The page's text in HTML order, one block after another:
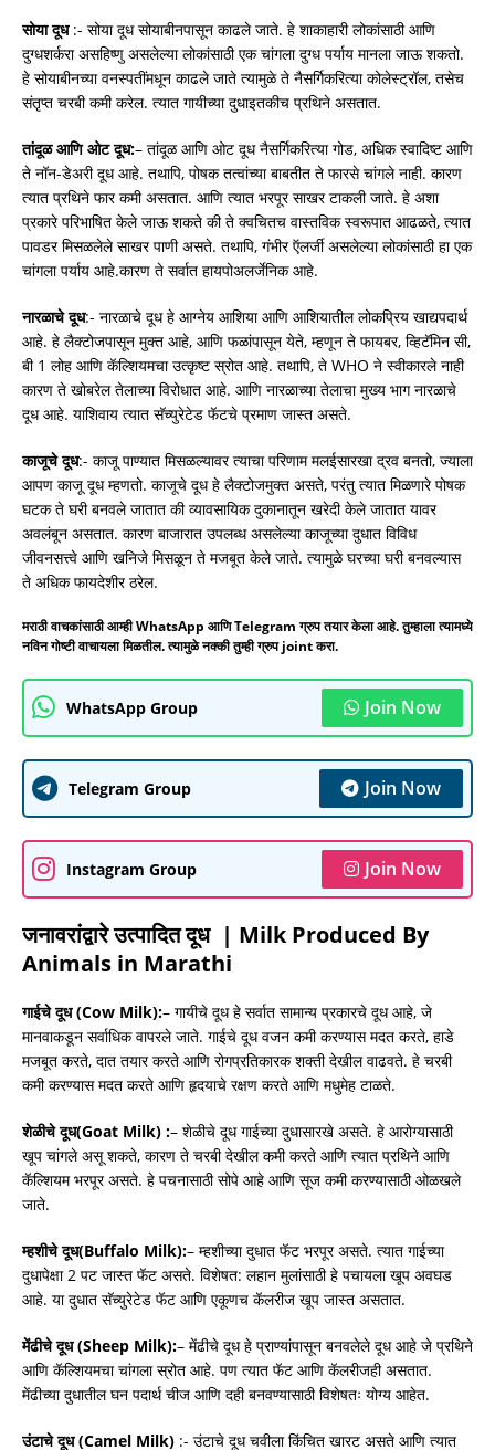
सोया दूध:- सोया दूध सोयाबीनपासून काढले जाते. हे शाकाहारी लोकांसाठी आणि
दुग्धशर्करा असहिष्णु असलेल्या लोकांसाठी एक चांगला दुग्ध पर्याय मानला जाऊ शकतो.
हे सोयाबीनच्या वनस्पतींमधून काढले जाते त्यामुळे ते नैसर्गिकरित्या कोलेस्ट्रॉल, तसेच
संतृप्त चरबी कमी करेल. त्यात गायीच्या दुधाइतकीच प्रथिने असतात.
तांदूळ आणि ओट दूध:– तांदूळ आणि ओट दूध नैसर्गिकरित्या गोड, अधिक स्वादिष्ट आणि
ते नॉन-डेअरी दूध आहे. तथापि, पोषक तत्वांच्या बाबतीत ते फारसे चांगले नाही. कारण
त्यात प्रथिने फार कमी असतात. आणि त्यात भरपूर साखर टाकली जाते. हे अशा
प्रकारे परिभाषित केले जाऊ शकते की ते क्वचितच वास्तविक स्वरूपात आढळते, त्यात
पावडर मिसळलेले साखर पाणी असते. तथापि, गंभीर ऍलर्जी असलेल्या लोकांसाठी हा एक
चांगला पर्याय आहे.कारण ते सर्वात हायपोअलर्जेनिक आहे.
नारळाचे दूध:- नारळाचे दूध हे आग्नेय आशिया आणि आशियातील लोकप्रिय खाद्यपदार्थ
आहे. हे लैक्टोजपासून मुक्त आहे, आणि फळांपासून येते, म्हणून ते फायबर, व्हिटॅमिन सी,
बी 1 लोह आणि कॅल्शियमचा उत्कृष्ट स्रोत आहे. तथापि, ते WHO ने स्वीकारले नाही
कारण ते खोबरेल तेलाच्या विरोधात आहे. आणि नारळाच्या तेलाचा मुख्य भाग नारळाचे
दूध आहे. याशिवाय त्यात सॅच्युरेटेड फॅटचे प्रमाण जास्त असते.
काजूचे दूध:- काजू पाण्यात मिसळल्यावर त्याचा परिणाम मलईसारखा द्रव बनतो, ज्याला
आपण काजू दूध म्हणतो. काजूचे दूध हे लैक्टोजमुक्त असते, परंतु त्यात मिळणारे पोषक
घटक ते घरी बनवले जातात की व्यावसायिक दुकानातून खरेदी केले जातात यावर
अवलंबून असतात. कारण बाजारात उपलब्ध असलेल्या काजूच्या दुधात विविध
जीवनसत्त्वे आणि खनिजे मिसळून ते मजबूत केले जाते. त्यामुळे घरच्या घरी बनवल्यास
ते अधिक फायदेशीर ठरेल.
मराठी वाचकांसाठी आम्ही WhatsApp आणि Telegram ग्रुप तयार केला आहे. तुम्हाला त्यामध्ये
नविन गोष्टी वाचायला मिळतील. त्यामुळे नक्की तुम्ही ग्रुप joint करा.
WhatsApp Group Join Now
Telegram Group Join Now
Instagram Group Join Now
जनावरांद्वारे उत्पादित दूध | Milk Produced By
Animals in Marathi
गाईचे दूध (Cow Milk):– गायीचे दूध हे सर्वात सामान्य प्रकारचे दूध आहे, जे
मानवाकडून सर्वाधिक वापरले जाते. गाईचे दूध वजन कमी करण्यास मदत करते, हाडे
मजबूत करते, दात तयार करते आणि रोगप्रतिकारक शक्ती देखील वाढवते. हे चरबी
कमी करण्यास मदत करते आणि हृदयाचे रक्षण करते आणि मधुमेह टाळते.
शेळीचे दूध(Goat Milk) :– शेळीचे दूध गाईच्या दुधासारखे असते. हे आरोग्यासाठी
खूप चांगले असू शकते, कारण ते चरबी देखील कमी करते आणि त्यात प्रथिने आणि
कॅल्शियम भरपूर असते. हे पचनासाठी सोपे आहे आणि सूज कमी करण्यासाठी ओळखले
जाते.
म्हशीचे दूध(Buffalo Milk):– म्हशीच्या दुधात फॅट भरपूर असते. त्यात गाईच्या
दुधापेक्षा 2 पट जास्त फॅट असते. विशेषत: लहान मुलांसाठी हे पचायला खूप अवघड
आहे. या दुधात सॅच्युरेटेड फॅट आणि एकूणच कॅलरीज खूप जास्त असतात.
मेंढीचे दूध (Sheep Milk):– मेंढीचे दूध हे प्राण्यांपासून बनवलेले दूध आहे जे प्रथिने
आणि कॅल्शियमचा चांगला स्रोत आहे. पण त्यात फॅट आणि कॅलरीजही असतात.
मेंढीच्या दुधातील घन पदार्थ चीज आणि दही बनवण्यासाठी विशेषतः योग्य आहेत.
उंटाचे दूध (Camel Milk) :- उंटाचे दूध चवीला किंचित खारट असते आणि त्यात